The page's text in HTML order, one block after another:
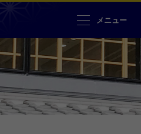
人間性豊かな市民病院 市立伊勢
メニュー